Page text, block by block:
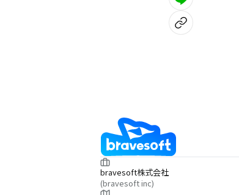
bravesoft株式会社
(bravesoft inc)